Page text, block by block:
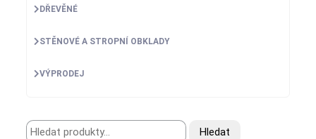
DŘEVĚNÉ
STĚNOVÉ A STROPNÍ OBKLADY
VÝPRODEJ
Hledat: Hledat